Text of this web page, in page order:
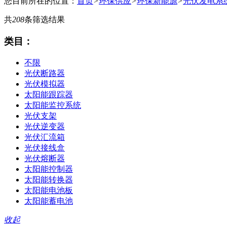
共208条筛选结果
类目：
不限
光伏断路器
光伏模拟器
太阳能跟踪器
太阳能监控系统
光伏支架
光伏逆变器
光伏汇流箱
光伏接线盒
光伏熔断器
太阳能控制器
太阳能转换器
太阳能电池板
太阳能蓄电池
收起